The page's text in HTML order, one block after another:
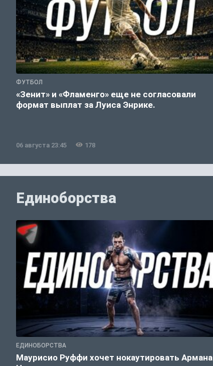
ФУТБОЛ
«Зенит» и «Фламенго» еще не согласовали
формат выплат за Луиса Энрике.
06 августа 23:45 178
Единоборства
ЕДИНОБОРСТВА
Маурисио Руффи хочет нокаутировать Армана